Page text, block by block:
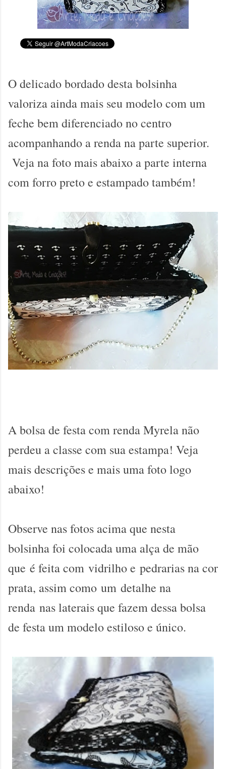
O delicado bordado desta bolsinha
valoriza ainda mais seu modelo com um
feche bem diferenciado no centro
acompanhando a renda na parte superior.
Veja na foto mais abaixo a parte interna
com forro preto e estampado também!
A bolsa de festa com renda Myrela não
perdeu a classe com sua estampa! Veja
mais descrições e mais uma foto logo
abaixo!
Observe nas fotos acima que nesta
bolsinha foi colocada uma alça de mão
que é feita com vidrilho e pedrarias na cor
prata, assim como um detalhe na
renda nas laterais que fazem dessa bolsa
de festa um modelo estiloso e único.